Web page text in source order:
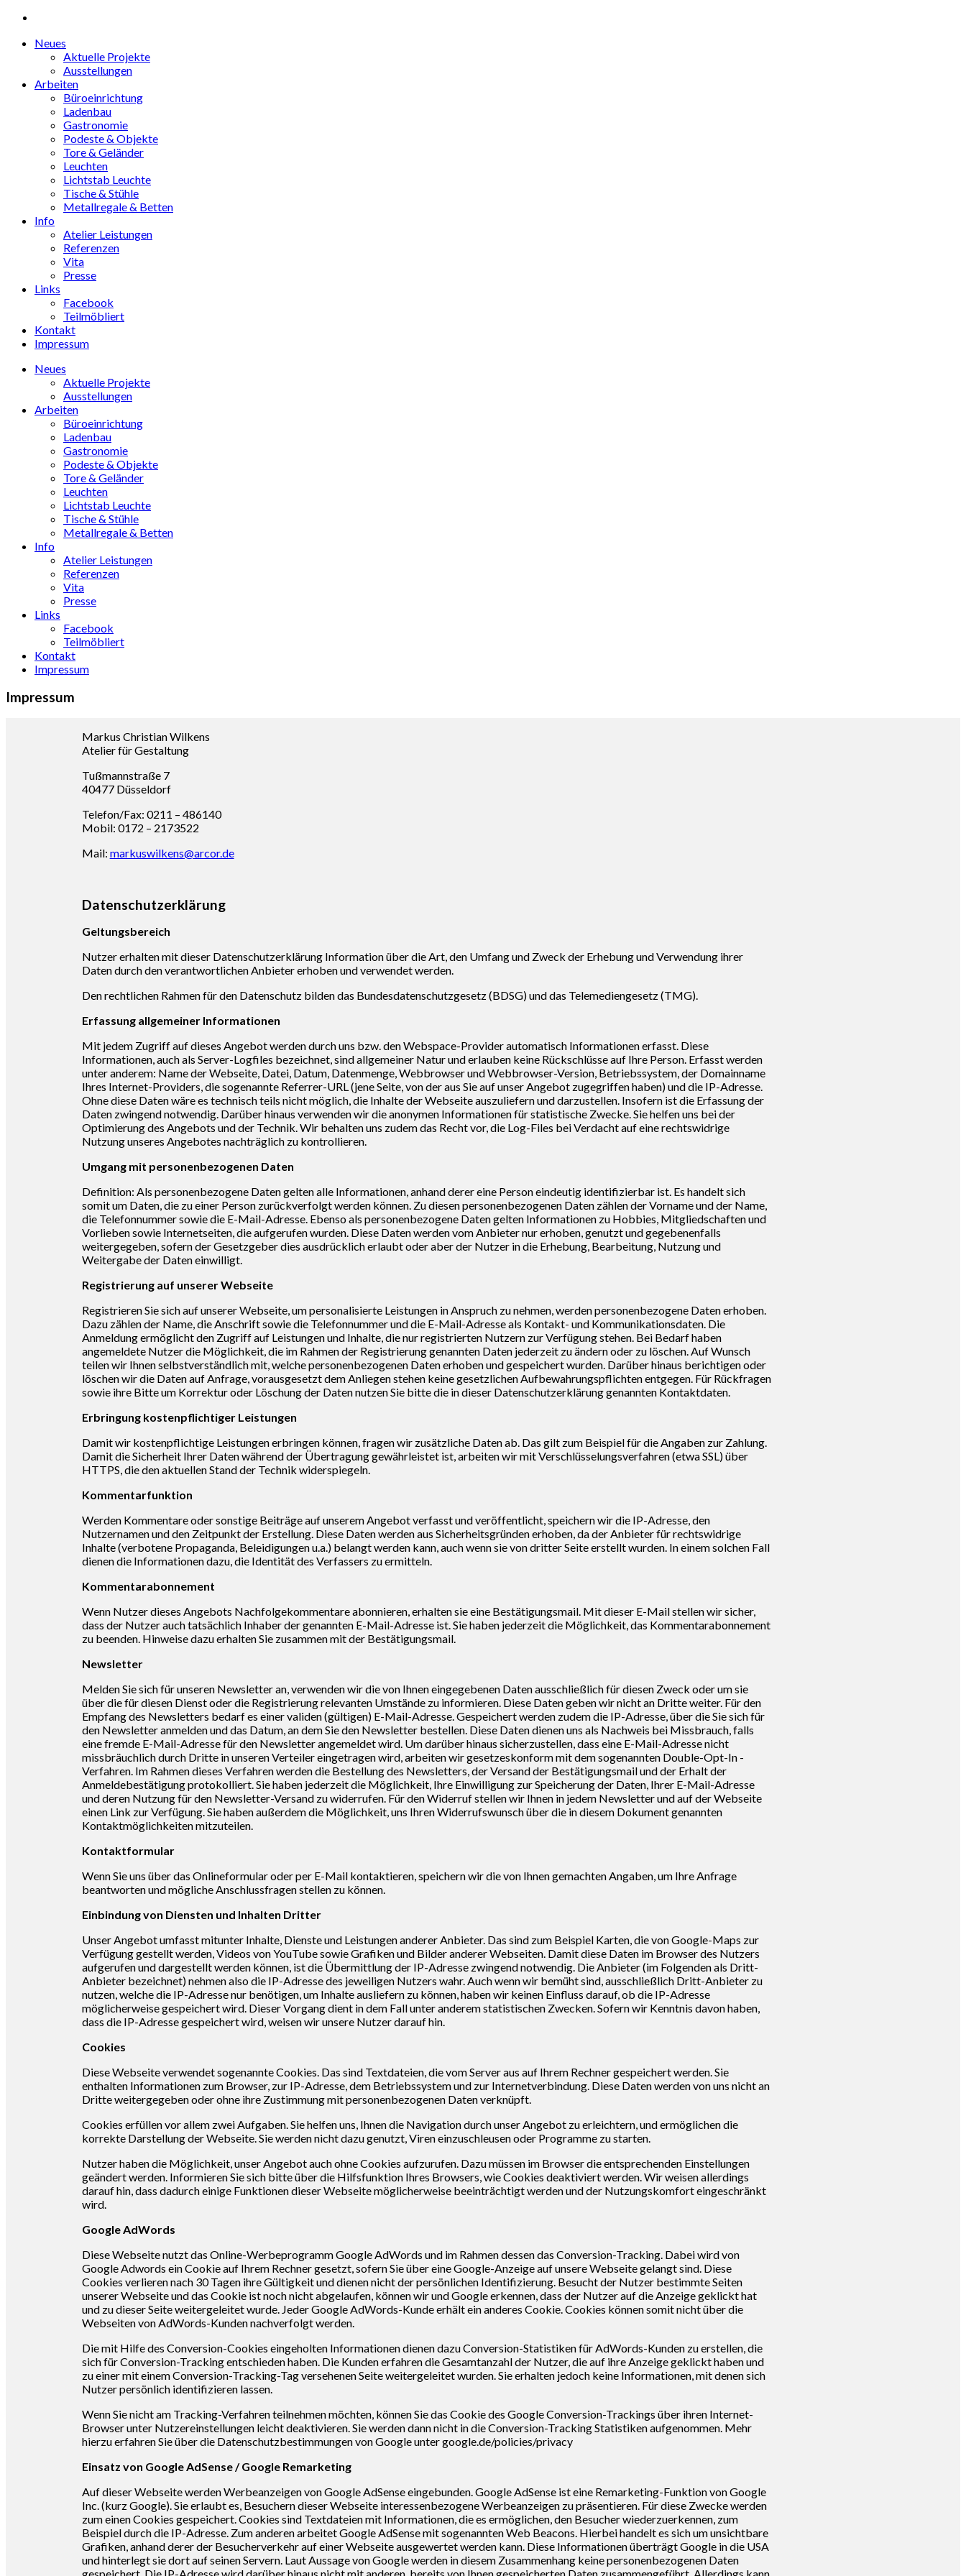
Neues
Aktuelle Projekte
Ausstellungen
Arbeiten
Büroeinrichtung
Ladenbau
Gastronomie
Podeste & Objekte
Tore & Geländer
Leuchten
Lichtstab Leuchte
Tische & Stühle
Metallregale & Betten
Info
Atelier Leistungen
Referenzen
Vita
Presse
Links
Facebook
Teilmöbliert
Kontakt
Impressum
Neues
Aktuelle Projekte
Ausstellungen
Arbeiten
Büroeinrichtung
Ladenbau
Gastronomie
Podeste & Objekte
Tore & Geländer
Leuchten
Lichtstab Leuchte
Tische & Stühle
Metallregale & Betten
Info
Atelier Leistungen
Referenzen
Vita
Presse
Links
Facebook
Teilmöbliert
Kontakt
Impressum
Impressum
Markus Christian Wilkens
Atelier für Gestaltung
Tußmannstraße 7
40477 Düsseldorf
Telefon/Fax: 0211 – 486140
Mobil: 0172 – 2173522
Mail: markuswilkens@arcor.de
Datenschutzerklärung
Geltungsbereich
Nutzer erhalten mit dieser Datenschutzerklärung Information über die Art, den Umfang und Zweck der Erhebung und Verwendung ihrer
Daten durch den verantwortlichen Anbieter erhoben und verwendet werden.
Den rechtlichen Rahmen für den Datenschutz bilden das Bundesdatenschutzgesetz (BDSG) und das Telemediengesetz (TMG).
Erfassung allgemeiner Informationen
Mit jedem Zugriff auf dieses Angebot werden durch uns bzw. den Webspace-Provider automatisch Informationen erfasst. Diese
Informationen, auch als Server-Logfiles bezeichnet, sind allgemeiner Natur und erlauben keine Rückschlüsse auf Ihre Person. Erfasst werden
unter anderem: Name der Webseite, Datei, Datum, Datenmenge, Webbrowser und Webbrowser-Version, Betriebssystem, der Domainname
Ihres Internet-Providers, die sogenannte Referrer-URL (jene Seite, von der aus Sie auf unser Angebot zugegriffen haben) und die IP-Adresse.
Ohne diese Daten wäre es technisch teils nicht möglich, die Inhalte der Webseite auszuliefern und darzustellen. Insofern ist die Erfassung der
Daten zwingend notwendig. Darüber hinaus verwenden wir die anonymen Informationen für statistische Zwecke. Sie helfen uns bei der
Optimierung des Angebots und der Technik. Wir behalten uns zudem das Recht vor, die Log-Files bei Verdacht auf eine rechtswidrige
Nutzung unseres Angebotes nachträglich zu kontrollieren.
Umgang mit personenbezogenen Daten
Definition: Als personenbezogene Daten gelten alle Informationen, anhand derer eine Person eindeutig identifizierbar ist. Es handelt sich
somit um Daten, die zu einer Person zurückverfolgt werden können. Zu diesen personenbezogenen Daten zählen der Vorname und der Name,
die Telefonnummer sowie die E-Mail-Adresse. Ebenso als personenbezogene Daten gelten Informationen zu Hobbies, Mitgliedschaften und
Vorlieben sowie Internetseiten, die aufgerufen wurden. Diese Daten werden vom Anbieter nur erhoben, genutzt und gegebenenfalls
weitergegeben, sofern der Gesetzgeber dies ausdrücklich erlaubt oder aber der Nutzer in die Erhebung, Bearbeitung, Nutzung und
Weitergabe der Daten einwilligt.
Registrierung auf unserer Webseite
Registrieren Sie sich auf unserer Webseite, um personalisierte Leistungen in Anspruch zu nehmen, werden personenbezogene Daten erhoben.
Dazu zählen der Name, die Anschrift sowie die Telefonnummer und die E-Mail-Adresse als Kontakt- und Kommunikationsdaten. Die
Anmeldung ermöglicht den Zugriff auf Leistungen und Inhalte, die nur registrierten Nutzern zur Verfügung stehen. Bei Bedarf haben
angemeldete Nutzer die Möglichkeit, die im Rahmen der Registrierung genannten Daten jederzeit zu ändern oder zu löschen. Auf Wunsch
teilen wir Ihnen selbstverständlich mit, welche personenbezogenen Daten erhoben und gespeichert wurden. Darüber hinaus berichtigen oder
löschen wir die Daten auf Anfrage, vorausgesetzt dem Anliegen stehen keine gesetzlichen Aufbewahrungspflichten entgegen. Für Rückfragen
sowie ihre Bitte um Korrektur oder Löschung der Daten nutzen Sie bitte die in dieser Datenschutzerklärung genannten Kontaktdaten.
Erbringung kostenpflichtiger Leistungen
Damit wir kostenpflichtige Leistungen erbringen können, fragen wir zusätzliche Daten ab. Das gilt zum Beispiel für die Angaben zur Zahlung.
Damit die Sicherheit Ihrer Daten während der Übertragung gewährleistet ist, arbeiten wir mit Verschlüsselungsverfahren (etwa SSL) über
HTTPS, die den aktuellen Stand der Technik widerspiegeln.
Kommentarfunktion
Werden Kommentare oder sonstige Beiträge auf unserem Angebot verfasst und veröffentlicht, speichern wir die IP-Adresse, den
Nutzernamen und den Zeitpunkt der Erstellung. Diese Daten werden aus Sicherheitsgründen erhoben, da der Anbieter für rechtswidrige
Inhalte (verbotene Propaganda, Beleidigungen u.a.) belangt werden kann, auch wenn sie von dritter Seite erstellt wurden. In einem solchen Fall
dienen die Informationen dazu, die Identität des Verfassers zu ermitteln.
Kommentarabonnement
Wenn Nutzer dieses Angebots Nachfolgekommentare abonnieren, erhalten sie eine Bestätigungsmail. Mit dieser E-Mail stellen wir sicher,
dass der Nutzer auch tatsächlich Inhaber der genannten E-Mail-Adresse ist. Sie haben jederzeit die Möglichkeit, das Kommentarabonnement
zu beenden. Hinweise dazu erhalten Sie zusammen mit der Bestätigungsmail.
Newsletter
Melden Sie sich für unseren Newsletter an, verwenden wir die von Ihnen eingegebenen Daten ausschließlich für diesen Zweck oder um sie
über die für diesen Dienst oder die Registrierung relevanten Umstände zu informieren. Diese Daten geben wir nicht an Dritte weiter. Für den
Empfang des Newsletters bedarf es einer validen (gültigen) E-Mail-Adresse. Gespeichert werden zudem die IP-Adresse, über die Sie sich für
den Newsletter anmelden und das Datum, an dem Sie den Newsletter bestellen. Diese Daten dienen uns als Nachweis bei Missbrauch, falls
eine fremde E-Mail-Adresse für den Newsletter angemeldet wird. Um darüber hinaus sicherzustellen, dass eine E-Mail-Adresse nicht
missbräuchlich durch Dritte in unseren Verteiler eingetragen wird, arbeiten wir gesetzeskonform mit dem sogenannten Double-Opt-In -
Verfahren. Im Rahmen dieses Verfahren werden die Bestellung des Newsletters, der Versand der Bestätigungsmail und der Erhalt der
Anmeldebestätigung protokolliert. Sie haben jederzeit die Möglichkeit, Ihre Einwilligung zur Speicherung der Daten, Ihrer E-Mail-Adresse
und deren Nutzung für den Newsletter-Versand zu widerrufen. Für den Widerruf stellen wir Ihnen in jedem Newsletter und auf der Webseite
einen Link zur Verfügung. Sie haben außerdem die Möglichkeit, uns Ihren Widerrufswunsch über die in diesem Dokument genannten
Kontaktmöglichkeiten mitzuteilen.
Kontaktformular
Wenn Sie uns über das Onlineformular oder per E-Mail kontaktieren, speichern wir die von Ihnen gemachten Angaben, um Ihre Anfrage
beantworten und mögliche Anschlussfragen stellen zu können.
Einbindung von Diensten und Inhalten Dritter
Unser Angebot umfasst mitunter Inhalte, Dienste und Leistungen anderer Anbieter. Das sind zum Beispiel Karten, die von Google-Maps zur
Verfügung gestellt werden, Videos von YouTube sowie Grafiken und Bilder anderer Webseiten. Damit diese Daten im Browser des Nutzers
aufgerufen und dargestellt werden können, ist die Übermittlung der IP-Adresse zwingend notwendig. Die Anbieter (im Folgenden als Dritt-
Anbieter bezeichnet) nehmen also die IP-Adresse des jeweiligen Nutzers wahr. Auch wenn wir bemüht sind, ausschließlich Dritt-Anbieter zu
nutzen, welche die IP-Adresse nur benötigen, um Inhalte ausliefern zu können, haben wir keinen Einfluss darauf, ob die IP-Adresse
möglicherweise gespeichert wird. Dieser Vorgang dient in dem Fall unter anderem statistischen Zwecken. Sofern wir Kenntnis davon haben,
dass die IP-Adresse gespeichert wird, weisen wir unsere Nutzer darauf hin.
Cookies
Diese Webseite verwendet sogenannte Cookies. Das sind Textdateien, die vom Server aus auf Ihrem Rechner gespeichert werden. Sie
enthalten Informationen zum Browser, zur IP-Adresse, dem Betriebssystem und zur Internetverbindung. Diese Daten werden von uns nicht an
Dritte weitergegeben oder ohne ihre Zustimmung mit personenbezogenen Daten verknüpft.
Cookies erfüllen vor allem zwei Aufgaben. Sie helfen uns, Ihnen die Navigation durch unser Angebot zu erleichtern, und ermöglichen die
korrekte Darstellung der Webseite. Sie werden nicht dazu genutzt, Viren einzuschleusen oder Programme zu starten.
Nutzer haben die Möglichkeit, unser Angebot auch ohne Cookies aufzurufen. Dazu müssen im Browser die entsprechenden Einstellungen
geändert werden. Informieren Sie sich bitte über die Hilfsfunktion Ihres Browsers, wie Cookies deaktiviert werden. Wir weisen allerdings
darauf hin, dass dadurch einige Funktionen dieser Webseite möglicherweise beeinträchtigt werden und der Nutzungskomfort eingeschränkt
wird.
Google AdWords
Diese Webseite nutzt das Online-Werbeprogramm Google AdWords und im Rahmen dessen das Conversion-Tracking. Dabei wird von
Google Adwords ein Cookie auf Ihrem Rechner gesetzt, sofern Sie über eine Google-Anzeige auf unsere Webseite gelangt sind. Diese
Cookies verlieren nach 30 Tagen ihre Gültigkeit und dienen nicht der persönlichen Identifizierung. Besucht der Nutzer bestimmte Seiten
unserer Webseite und das Cookie ist noch nicht abgelaufen, können wir und Google erkennen, dass der Nutzer auf die Anzeige geklickt hat
und zu dieser Seite weitergeleitet wurde. Jeder Google AdWords-Kunde erhält ein anderes Cookie. Cookies können somit nicht über die
Webseiten von AdWords-Kunden nachverfolgt werden.
Die mit Hilfe des Conversion-Cookies eingeholten Informationen dienen dazu Conversion-Statistiken für AdWords-Kunden zu erstellen, die
sich für Conversion-Tracking entschieden haben. Die Kunden erfahren die Gesamtanzahl der Nutzer, die auf ihre Anzeige geklickt haben und
zu einer mit einem Conversion-Tracking-Tag versehenen Seite weitergeleitet wurden. Sie erhalten jedoch keine Informationen, mit denen sich
Nutzer persönlich identifizieren lassen.
Wenn Sie nicht am Tracking-Verfahren teilnehmen möchten, können Sie das Cookie des Google Conversion-Trackings über ihren Internet-
Browser unter Nutzereinstellungen leicht deaktivieren. Sie werden dann nicht in die Conversion-Tracking Statistiken aufgenommen. Mehr
hierzu erfahren Sie über die Datenschutzbestimmungen von Google unter google.de/policies/privacy
Einsatz von Google AdSense / Google Remarketing
Auf dieser Webseite werden Werbeanzeigen von Google AdSense eingebunden. Google AdSense ist eine Remarketing-Funktion von Google
Inc. (kurz Google). Sie erlaubt es, Besuchern dieser Webseite interessenbezogene Werbeanzeigen zu präsentieren. Für diese Zwecke werden
zum einen Cookies gespeichert. Cookies sind Textdateien mit Informationen, die es ermöglichen, den Besucher wiederzuerkennen, zum
Beispiel durch die IP-Adresse. Zum anderen arbeitet Google AdSense mit sogenannten Web Beacons. Hierbei handelt es sich um unsichtbare
Grafiken, anhand derer der Besucherverkehr auf einer Webseite ausgewertet werden kann. Diese Informationen überträgt Google in die USA
und hinterlegt sie dort auf seinen Servern. Laut Aussage von Google werden in diesem Zusammenhang keine personenbezogenen Daten